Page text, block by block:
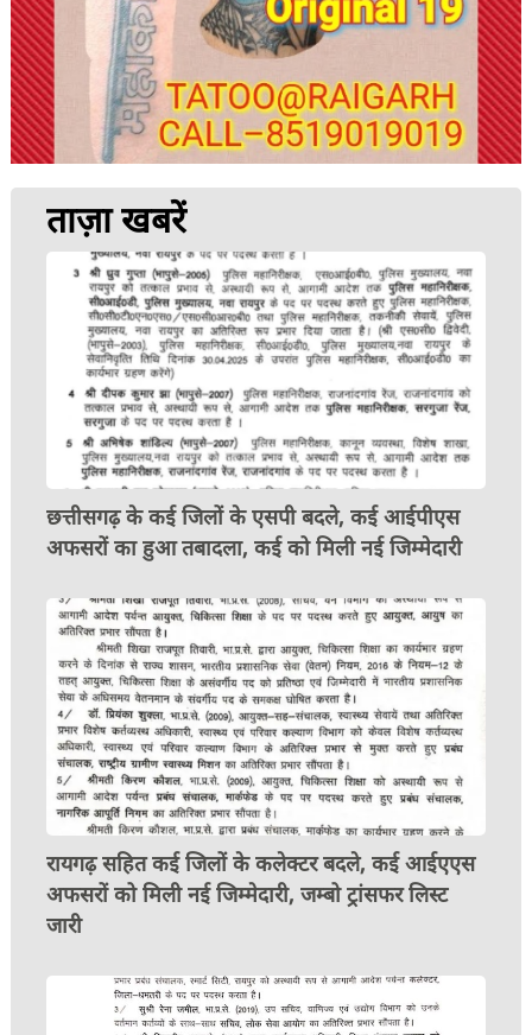
ताज़ा खबरें
छत्तीसगढ़ के कई जिलों के एसपी बदले, कई आईपीएस
अफसरों का हुआ तबादला, कई को मिली नई जिम्मेदारी
रायगढ़ सहित कई जिलों के कलेक्टर बदले, कई आईएएस
अफसरों को मिली नई जिम्मेदारी, जम्बो ट्रांसफर लिस्ट
जारी